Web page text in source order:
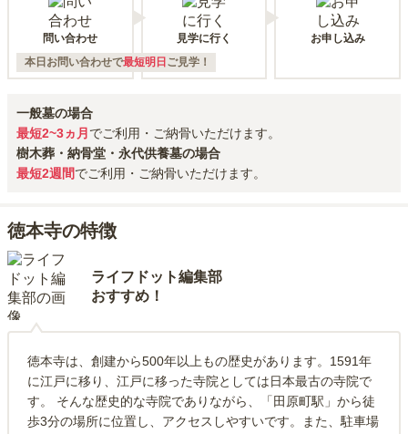
問い合わせ 見学に行く
お申し込み
本日お問い合わせで最短明日 ご見学！
一般墓の場合
最短2~3ヵ月でご利用・ご納骨いただけます。
樹木葬・納骨堂・永代供養墓の場合
最短2週間でご利用・ご納骨いただけます。
徳本寺の特徴
ライフドット編集部
おすすめ！
徳本寺は、創建から500年以上もの歴史があります。1591年
に江戸に移り、江戸に移った寺院としては日本最古の寺院で
す。 そんな歴史的な寺院でありながら、「田原町駅」から徒
歩3分の場所に位置し、アクセスしやすいです。また、駐車場